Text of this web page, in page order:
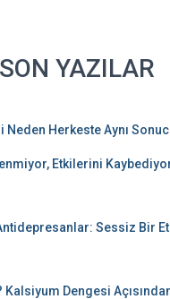
SON YAZILAR
Neden Herkeste Aynı
Etkilerini
Sessiz Bir
Kalsiyum Dengesi